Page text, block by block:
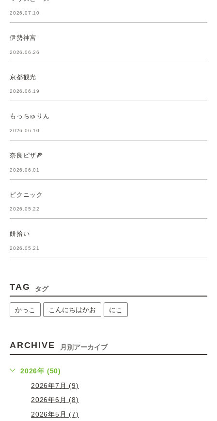
2026.07.10
伊勢神宮
2026.06.26
京都観光
2026.06.19
もっちゅりん
2026.06.10
奈良ピザ🍕
2026.06.01
ピクニック
2026.05.22
餅拾い
2026.05.21
TAG タグ
かっこ こんにちはかお にこ
ARCHIVE 月別アーカイブ
2026年 (50)
2026年7月 (9)
2026年6月 (8)
2026年5月 (7)